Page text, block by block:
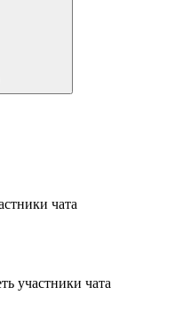
чата
участники чата